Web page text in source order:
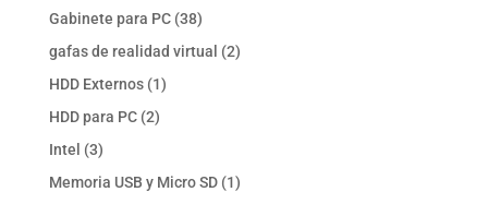
productos
Gabinete para PC 3838
productos
gafas de realidad virtual 22
HDD Externos 11
HDD para PC 22
Intel 33
productos
Memoria USB y Micro SD 11